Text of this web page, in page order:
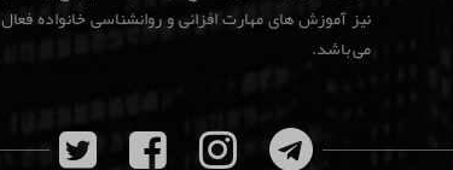
نیز آموزش های مهارت افزائی و روانشناسی خانواده فعال
می باشد.